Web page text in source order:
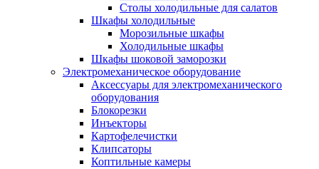
Столы холодильные для салатов
Шкафы холодильные
Mорозильные шкафы
Холодильные шкафы
Шкафы шоковой заморозки
Электромеханическое оборудование
Аксессуары для электромеханического
оборудования
Блокорезки
Инъекторы
Картофелечистки
Клипсаторы
Коптильные камеры